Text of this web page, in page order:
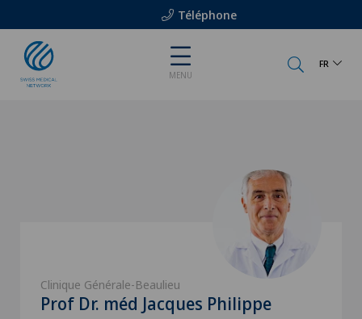
Téléphone
MENU
FR
Clinique Générale-Beaulieu
Prof Dr. méd Jacques Philippe